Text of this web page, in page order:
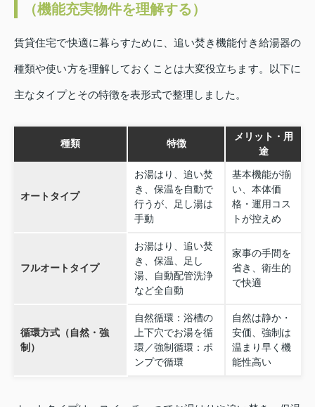
（機能充実物件を理解する）
賃貸住宅で快適に暮らすために、追い焚き機能付き給湯器の
種類や使い方を理解しておくことは大変役立ちます。以下に
主なタイプとその特徴を表形式で整理しました。
種類 特徴
メリット・用
途
オートタイプ
お湯はり、追い焚
き、保温を自動で
行うが、足し湯は
手動
基本機能が揃
い、本体価
格・運用コス
トが控えめ
フルオートタイプ
お湯はり、追い焚
き、保温、足し
湯、自動配管洗浄
など全自動
家事の手間を
省き、衛生的
で快適
循環方式（自然・強
制）
自然循環：浴槽の
上下穴でお湯を循
環／強制循環：ポ
ンプで循環
自然は静か・
安価、強制は
温まり早く機
能性高い